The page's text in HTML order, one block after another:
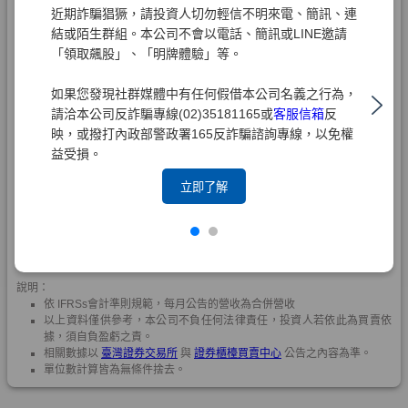
近期詐騙猖獗，請投資人切勿輕信不明來電、簡訊、連
結或陌生群組。本公司不會以電話、簡訊或LINE邀請
「領取飆股」、「明牌體驗」等。
如果您發現社群媒體中有任何假借本公司名義之行為，
請洽本公司反詐騙專線(02)35181165或客服信箱反
映，或撥打內政部警政署165反詐騙諮詢專線，以免權
益受損。
立即了解